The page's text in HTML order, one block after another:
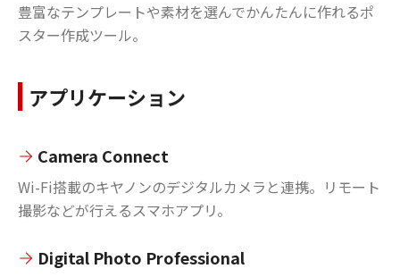
豊富なテンプレートや素材を選んでかんたんに作れるポ
スター作成ツール。
アプリケーション
Camera Connect
Wi-Fi搭載のキヤノンのデジタルカメラと連携。リモート
撮影などが行えるスマホアプリ。
Digital Photo Professional